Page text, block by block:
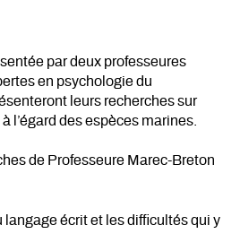
par deux professeures
en psychologie du
leurs recherches sur
l’égard des espèces marines.
de Professeure Marec-Breton
langage écrit et les difficultés qui y